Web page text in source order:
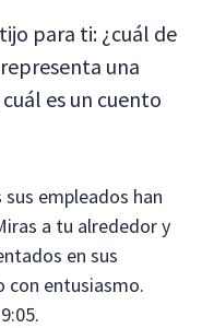
para ti: ¿cuál de
una
es un cuento
empleados han
a tu alrededor y
en sus
con entusiasmo.